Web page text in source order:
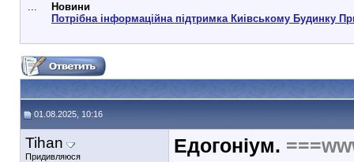
...
Новини
Потрібна інформаційна підтримка Киівському Будинку
01.08.2025, 10:16
Tihan
Придивляюся Едогоніум.